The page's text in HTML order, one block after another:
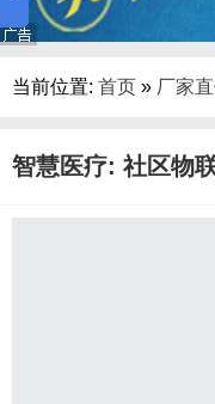
当前位置: 首页 » 厂家
智慧医疗: 社区物